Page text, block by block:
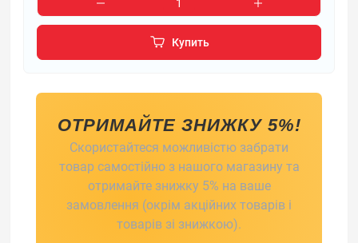
Купить
ОТРИМАЙТЕ ЗНИЖКУ 5%!
Скористайтеся можливістю забрати
товар самостійно з нашого магазину та
отримайте знижку 5% на ваше
замовлення (окрім акційних товарів і
товарів зі знижкою).